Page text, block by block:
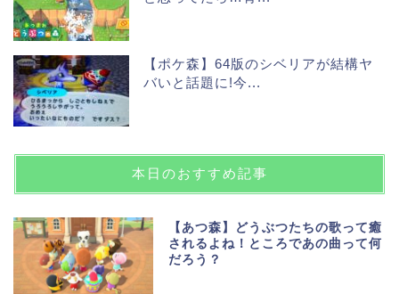
【ポケ森】64版のシベリアが結構ヤ
バいと話題に!今...
本日のおすすめ記事
【あつ森】どうぶつたちの歌って癒
されるよね！ところであの曲って何
だろう？